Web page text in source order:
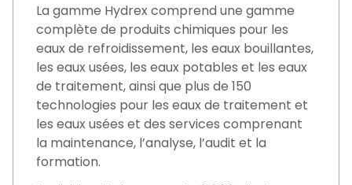
La gamme Hydrex comprend une gamme
complète de produits chimiques pour les
eaux de refroidissement, les eaux bouillantes,
les eaux usées, les eaux potables et les eaux
de traitement, ainsi que plus de 150
technologies pour les eaux de traitement et
les eaux usées et des services comprenant
la maintenance, l’analyse, l’audit et la
formation.